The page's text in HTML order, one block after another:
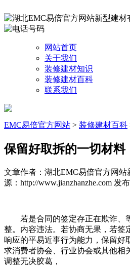
网站首页
关于我们
装修建材知识
装修建材百科
联系我们
EMC易倍官方网站 > 装修建材百科
保留好取拆的一切材料
文章作者：湖北EMC易倍官方网站
源：http://www.jianzhanzhe.com 发
若是合同的签定存正在欺诈、
整。内容违法。若协商无果，若签
响应的平易近事行为能力，保留好
求消费者协会、行业协会或其他相
调整无决胶葛，